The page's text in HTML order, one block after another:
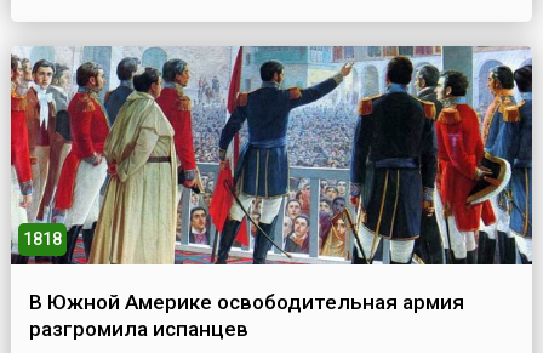
обошли Южну...
1818
В Южной Америке освободительная армия
разгромила испанцев